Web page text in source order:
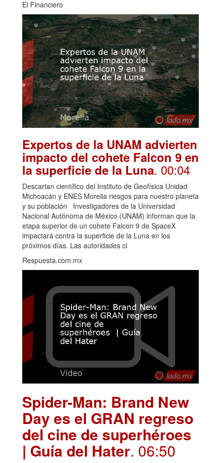
El Financiero
Expertos de la UNAM advierten
impacto del cohete Falcon 9 en
la superficie de la Luna. 00:04
Descartan científico del Instituto de Geofísica Unidad
Michoacán y ENES Morelia riesgos para nuestro planeta
y su población Investigadores de la Universidad
Nacional Autónoma de México (UNAM) informan que la
etapa superior de un cohete Falcon 9 de SpaceX
impactará contra la superficie de la Luna en los
próximos días. Las autoridades ci
Respuesta.com.mx
Spider-Man: Brand New
Day es el GRAN regreso
del cine de superhéroes
| Guía del Hater. 06:50